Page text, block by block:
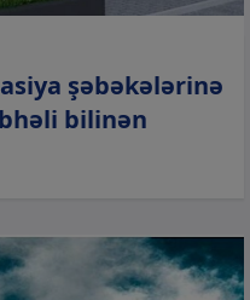
şəbəkələrinə
bilinən